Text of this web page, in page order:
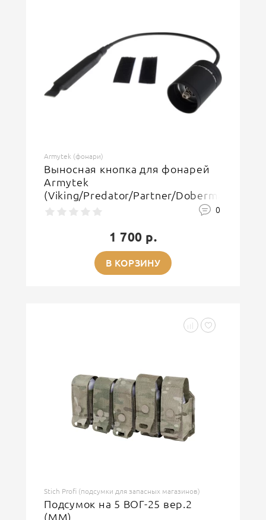
Armytek (фонари)
Выносная кнопка для фонарей
Armytek
(Viking/Predator/Partner/Dobermann)
0
1 700 р.
В КОРЗИНУ
Stich Profi (подсумки для запасных магазинов)
Подсумок на 5 ВОГ-25 вер.2
(MM)